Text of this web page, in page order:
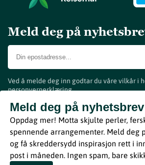
Meld deg på
Ved å melde deg inn godtar du våre vilkår i
personvernerklæring.
Meld deg på nyhetsbrev
Oppdag mer! Motta skjulte perler,
spennende arrangementer. Meld deg
og få skreddersydd inspirasjon rett i
post i måneden. Ingen spam, bare
www.visitvestfold.com
Turistinformasjon
Vestfold Fylkeskommune
ByBreakfast